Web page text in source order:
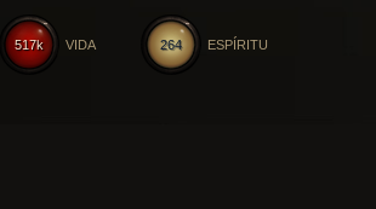
264 ESPÍRITU
517k VIDA